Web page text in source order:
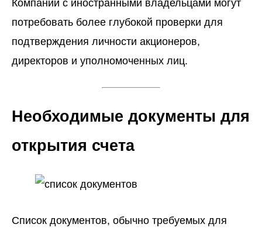
Компании с иностранными владельцами могут
потребовать более глубокой проверки для
подтверждения личности акционеров,
директоров и уполномоченных лиц.
Необходимые документы для
открытия счета
Список документов, обычно требуемых для